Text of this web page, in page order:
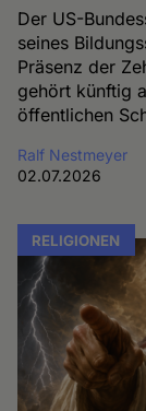
Der US-
seines
Präsenz der
gehört künftig
öffentlichen
Ralf Nestmeyer
02.07.2026
RELIGIONEN